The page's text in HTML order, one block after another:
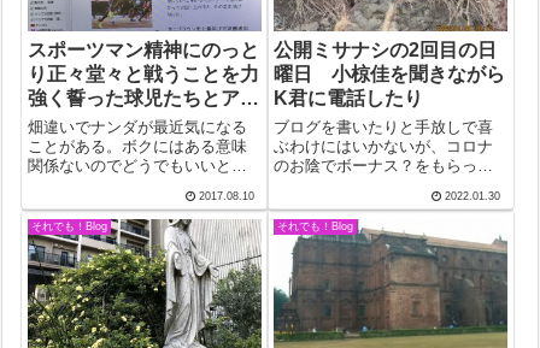
スポーツマン精神にのっと
り正々堂々と戦うことを力
強く誓った球児たちとアス
リートにかける大人たちに
も宣誓を
畑違いでナンダが最近気になる
ことがある。ボクにはある意味
関係ないのでどうでもいいと言
のニュースでもテレビのスポー
ツ番組でも注目されている日の
丸を胸にした明らかに「日本人
ではない日本勢」選手。当初、
「日本も国際的に...
2017.08.10
公開ミサナシの2回目の日
曜日 小椋佳を聞きながら
K君に電話したり
ブログを書いたりと手放しで喜
ぶわけにはいかないが、コロナ
のお陰でボーナス？をもらった
気まま。小椋佳を女子駅伝に変
えてみたら、我らが指宿は12
位、つまり最下位。では、我が
奄美はと目をこらすと11位。ガ
クッ！思わずブ...
2022.01.30
それでも！Blog それでも！Blog